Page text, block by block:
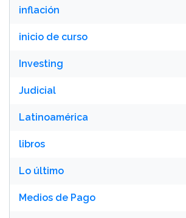
inflación
inicio de curso
Investing
Judicial
Latinoamérica
libros
Lo último
Medios de Pago